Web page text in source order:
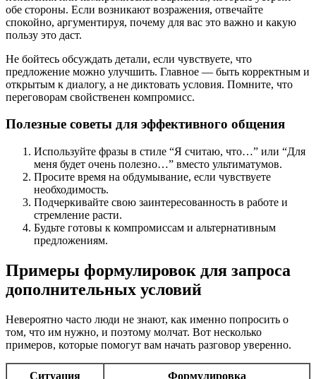
обе стороны. Если возникают возражения, отвечайте
спокойно, аргументируя, почему для вас это важно и какую
пользу это даст.
Не бойтесь обсуждать детали, если чувствуете, что
предложение можно улучшить. Главное — быть корректным и
открытым к диалогу, а не диктовать условия. Помните, что
переговорам свойственен компромисс.
Полезные советы для эффективного общения
Используйте фразы в стиле “Я считаю, что…” или “Для
меня будет очень полезно…” вместо ультиматумов.
Просите время на обдумывание, если чувствуете
необходимость.
Подчеркивайте свою заинтересованность в работе и
стремление расти.
Будьте готовы к компромиссам и альтернативным
предложениям.
Примеры формулировок для запроса
дополнительных условий
Невероятно часто люди не знают, как именно попросить о
том, что им нужно, и поэтому молчат. Вот несколько
примеров, которые помогут вам начать разговор уверенно.
Ситуация Формулировка